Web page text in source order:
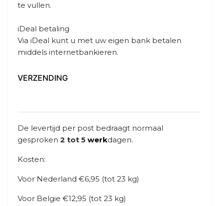
te vullen.
iDeal betaling
Via iDeal kunt u met uw eigen bank betalen
middels internetbankieren.
VERZENDING
De levertijd per post bedraagt normaal
gesproken 2 tot 5 werkdagen.
Kosten:
Voor Nederland €6,95 (tot 23 kg)
Voor Belgie €12,95 (tot 23 kg)